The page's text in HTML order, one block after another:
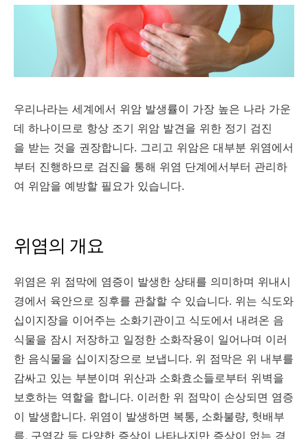
우리나라는 세계에서 위암 발생률이 가장 높은 나라 가운
데 하나이므로 항상 조기 위암 발견을 위한 정기 검진
을 받는 것을 권장합니다. 그리고 위암은 대부분 위염에서
부터 진행하므로 검진을 통해 위염 단계에서부터 관리하
여 위암을 예방할 필요가 있습니다.
위염의 개요
위염은 위 점막에 염증이 발생한 상태를 의미하며 위내시
경에서 육안으로 징후를 관찰할 수 있습니다. 위는 식도와
십이지장을 이어주는 소화기관이고 식도에서 내려온 음
식물을 잠시 저장하고 일정한 소화작용이 일어나며 이러
한 음식물을 십이지장으로 보냅니다. 위 점막은 위 내부를
감싸고 있는 부분이며 위산과 소화효소들로부터 위벽을
보호하는 역할을 합니다. 이러한 위 점막이 손상되면 염증
이 발생합니다. 위염이 발생하면 복통, 소화불량, 헛배부
름, 구역감 등 다양한 증상이 나타나지만 증상이 없는 경